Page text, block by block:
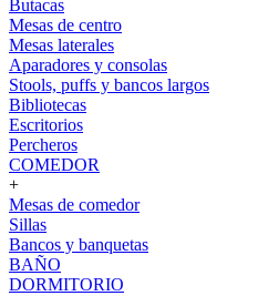
Butacas
Mesas de centro
Mesas laterales
Aparadores y consolas
Stools, puffs y bancos largos
Bibliotecas
Escritorios
Percheros
COMEDOR
+
Mesas de comedor
Sillas
Bancos y banquetas
BAÑO
DORMITORIO